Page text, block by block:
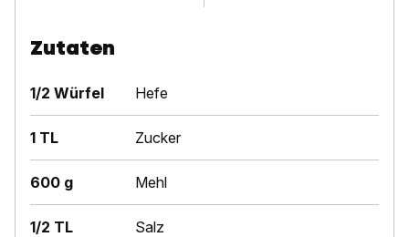
Zutaten
1/2 Würfel Hefe
1 TL Zucker
600 g Mehl
1/2 TL Salz